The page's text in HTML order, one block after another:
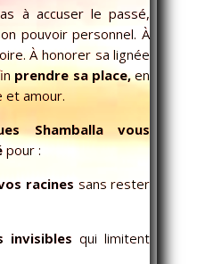
à accuser le passé,
pouvoir personnel. À
À honorer sa lignée
prendre sa place,en
et amour.
Shamballa vous
pour :
racines sans rester
invisibles qui limitent